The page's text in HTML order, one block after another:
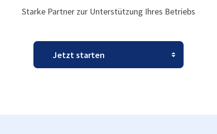
Starke Partner zur Unterstützung Ihres Betriebs